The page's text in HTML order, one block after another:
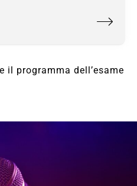
il programma dell’esame